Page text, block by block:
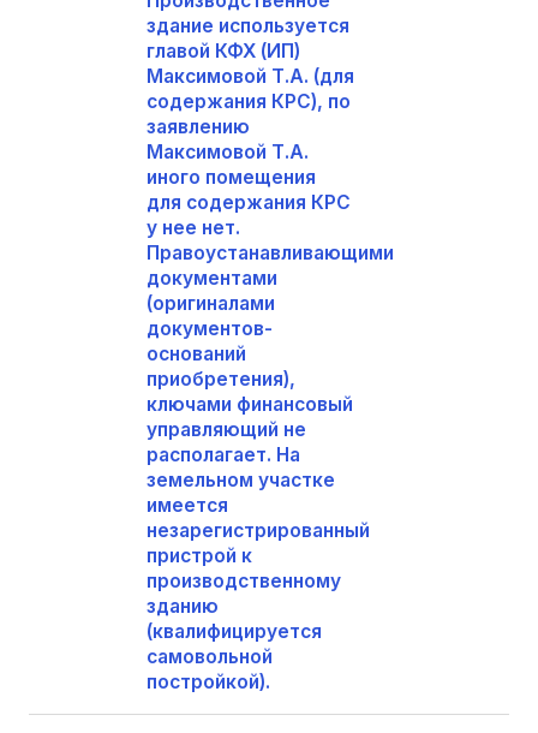
здание используется
главой КФХ (ИП)
Максимовой Т.А. (для
содержания КРС), по
заявлению
Максимовой Т.А.
иного помещения
для содержания КРС
у нее нет.
Правоустанавливающими
документами
(оригиналами
документов-
оснований
приобретения),
ключами финансовый
управляющий не
располагает. На
земельном участке
имеется
незарегистрированный
пристрой к
производственному
зданию
(квалифицируется
самовольной
постройкой).